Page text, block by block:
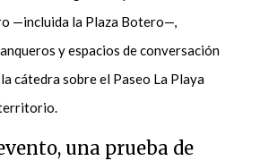
—incluida la Plaza Botero—,
y espacios de conversación
cátedra sobre el Paseo La Playa
territorio.
una prueba de